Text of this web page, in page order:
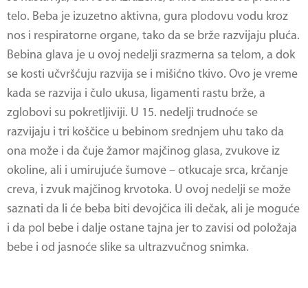
telo. Beba je izuzetno aktivna, gura plodovu vodu kroz
nos i respiratorne organe, tako da se brže razvijaju pluća.
Bebina glava je u ovoj nedelji srazmerna sa telom, a dok
se kosti učvršćuju razvija se i mišićno tkivo. Ovo je vreme
kada se razvija i čulo ukusa, ligamenti rastu brže, a
zglobovi su pokretljiviji. U 15. nedelji trudnoće se
razvijaju i tri koščice u bebinom srednjem uhu tako da
ona može i da čuje žamor majčinog glasa, zvukove iz
okoline, ali i umirujuće šumove – otkucaje srca, krčanje
creva, i zvuk majčinog krvotoka. U ovoj nedelji se može
saznati da li će beba biti devojčica ili dečak, ali je moguće
i da pol bebe i dalje ostane tajna jer to zavisi od položaja
bebe i od jasnoće slike sa ultrazvučnog snimka.